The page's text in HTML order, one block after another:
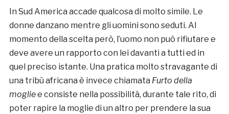
In Sud America accade qualcosa di molto simile. Le
donne danzano mentre gli uomini sono seduti. Al
momento della scelta però, l’uomo non può rifiutare e
deve avere un rapporto con lei davanti a tutti ed in
quel preciso istante. Una pratica molto stravagante di
una tribù africana è invece chiamata Furto della
mogliee consiste nella possibilità, durante tale rito, di
poter rapire la moglie di un altro per prendere la sua